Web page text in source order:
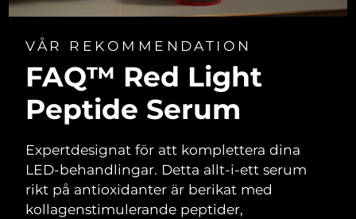
VÅR REKOMMENDATION
FAQ™ Red Light
Peptide Serum
Expertdesignat för att komplettera dina
LED-behandlingar. Detta allt-i-ett serum
rikt på antioxidanter är berikat med
kollagenstimulerande peptider,